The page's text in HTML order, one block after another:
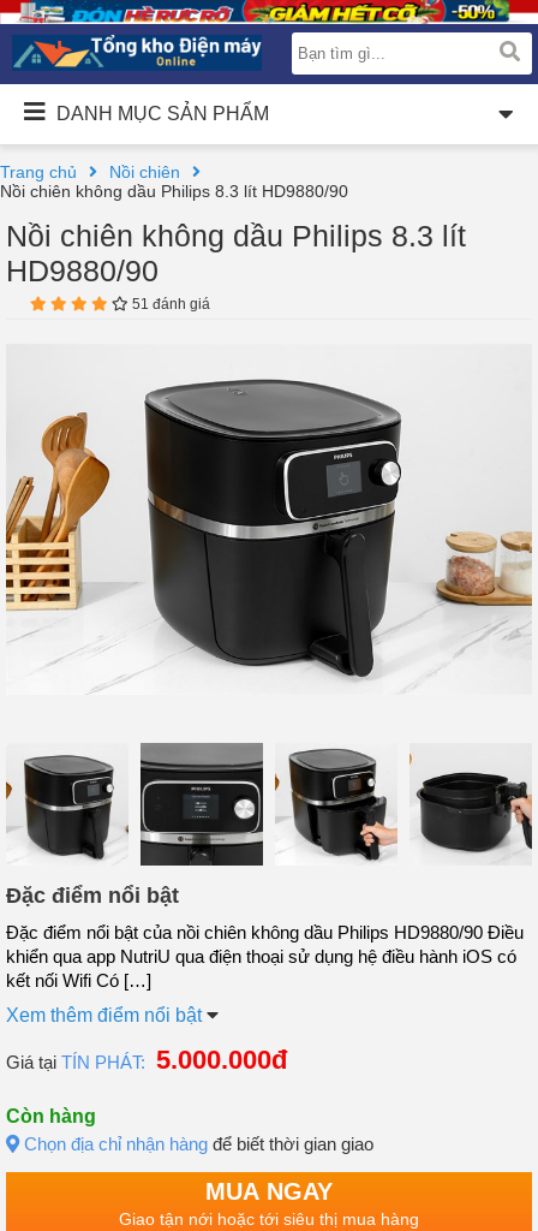
DANH MỤC SẢN PHẨM
Trang chủ
Nồi chiên
Nồi chiên không dầu Philips 8.3 lít HD9880/90
Nồi chiên không dầu Philips 8.3 lít
HD9880/90
51 đánh giá
Đặc điểm nổi bật
Đặc điểm nổi bật của nồi chiên không dầu Philips HD9880/90 Điều
khiển qua app NutriU qua điện thoại sử dụng hệ điều hành iOS có
kết nối Wifi Có […]
Xem thêm điểm nổi bật
Giá tại TÍN PHÁT: 5.000.000đ
Còn hàng
Chọn địa chỉ nhận hàng để biết thời gian giao
MUA NGAY
Giao tận nới hoặc tới siêu thị mua hàng